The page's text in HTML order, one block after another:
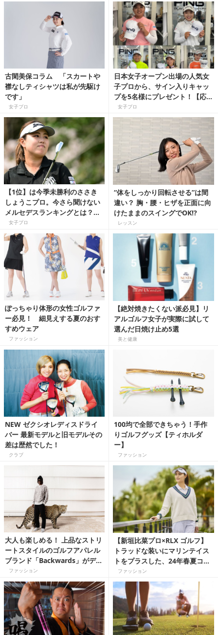
古閑美保コラム 「スカートや
襟なしティシャツは私が先駆け
です」
女子プロ
日本女子オープン出場の人気女
子プロから、サイン入りキャッ
プを5名様にプレゼント！【応募
締切：10/1(日)】
女子プロ
【1位】は今季未勝利のささき
しょうこプロ。今さら聞けない
メルセデスランキングとは？
【数字でスゴさを読み解く国内
女子ゴルフツアー】
女子プロ
“体をしっかり回転させる”は間
違い？ 胸・腰・ヒザを正面に向
けたままのスイングでOK!?
レッスン
ぽっちゃり体形の女性ゴルファ
ー必見！ 細見えする夏のおす
すめウェア
ファッション
【絶対焼きたくない派必見】リ
アルゴルフ女子が実際に試して
選んだ日焼け止め5選
美と健康
NEW ゼクシオレディスドライ
バー 最新モデルと旧モデルその
差は歴然でした！
クラブ
100均で全部できちゃう！手作
りゴルフグッズ【ティホルダ
ー】
ファッション
大人も楽しめる！ 上品なストリ
ートスタイルのゴルフアパレル
ブランド「Backwards」がデビ
ュー
ファッション
【新垣比菜プロ×RLX ゴルフ】
トラッドな装いにマリンテイス
トをプラスした、24年春夏コレ
クション
ファッション